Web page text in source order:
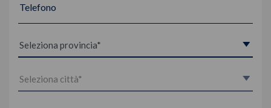
Telefono